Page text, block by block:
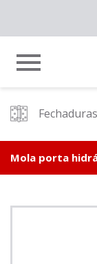
Mola porta